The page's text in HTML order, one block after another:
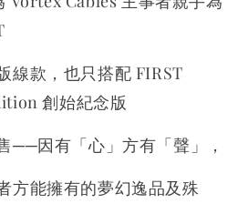
線款，也只搭配 FIRST
創始紀念版
──因有「心」方有「聲」，
方能擁有的夢幻逸品及殊